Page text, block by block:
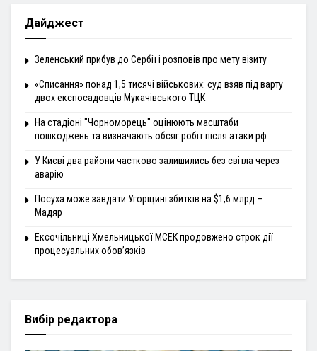
Дайджест
Зеленський прибув до Сербії і розповів про мету візиту
«Списання» понад 1,5 тисячі військових: суд взяв під варту
двох експосадовців Мукачівського ТЦК
На стадіоні "Чорноморець" оцінюють масштаби
пошкоджень та визначають обсяг робіт після атаки рф
У Києві два райони частково залишились без світла через
аварію
Посуха може завдати Угорщині збитків на $1,6 млрд –
Мадяр
Ексочільниці Хмельницької МСЕК продовжено строк дії
процесуальних обов’язків
Вибір редактора